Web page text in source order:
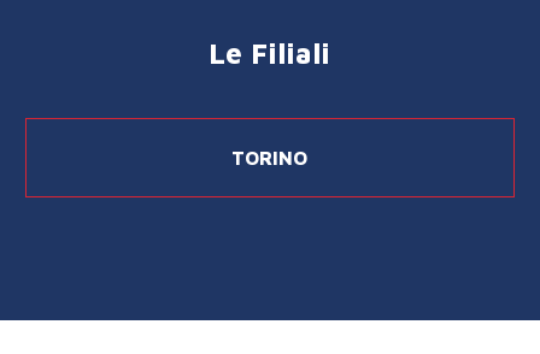
Le Filiali
TORINO